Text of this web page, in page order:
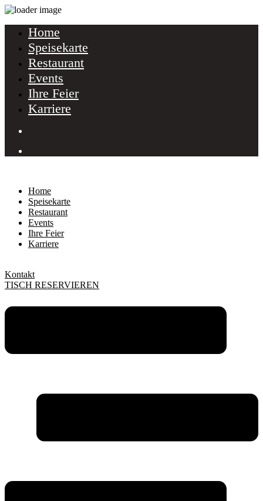
Home
Speisekarte
Restaurant
Events
Ihre Feier
Karriere
Home
Speisekarte
Restaurant
Events
Ihre Feier
Karriere
Kontakt
TISCH RESERVIEREN